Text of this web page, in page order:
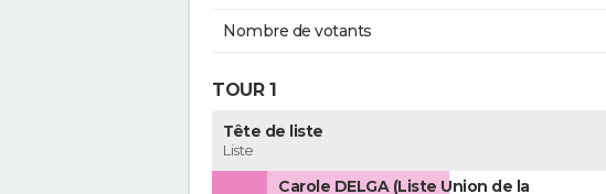
Nombre de votants
TOUR 1
Tête de liste
Liste
Carole DELGA (Liste Union de la